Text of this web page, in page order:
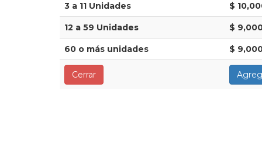
3 a 11 Unidades $
12 a 59 Unidades $
60 o más unidades $
Cerrar